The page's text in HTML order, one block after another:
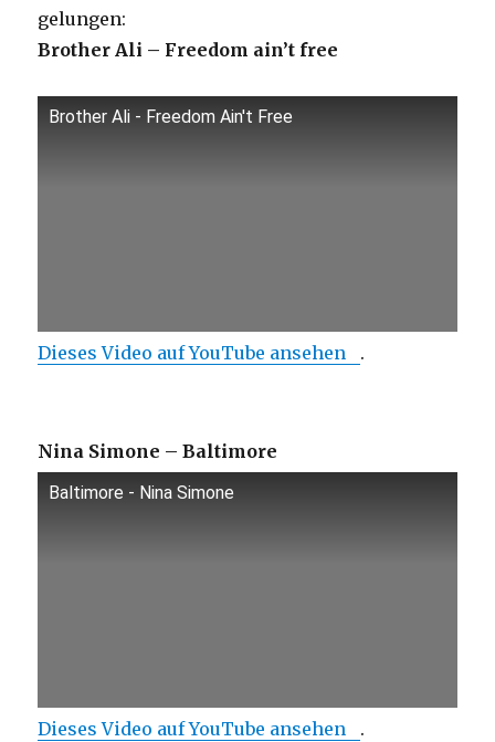
gelungen:
Brother Ali – Freedom ain’t free
Brother Ali - Freedom Ain't Free
Dieses Video auf YouTube ansehen .
Nina Simone – Baltimore
Baltimore - Nina Simone
Dieses Video auf YouTube ansehen .